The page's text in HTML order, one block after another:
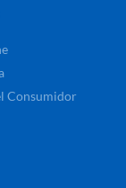
Consumidor